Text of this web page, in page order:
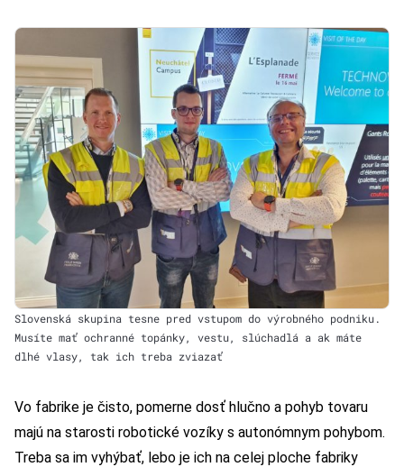
Slovenská skupina tesne pred vstupom do výrobného podniku.
Musíte mať ochranné topánky, vestu, slúchadlá a ak máte
dlhé vlasy, tak ich treba zviazať
Vo fabrike je čisto, pomerne dosť hlučno a pohyb tovaru
majú na starosti robotické vozíky s autonómnym pohybom.
Treba sa im vyhýbať, lebo je ich na celej ploche fabriky